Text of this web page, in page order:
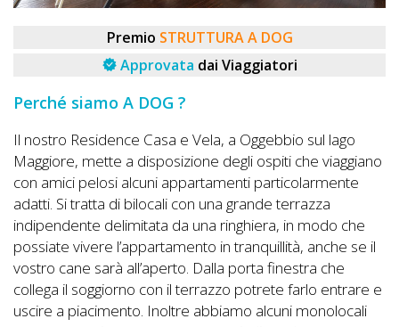
INFO
CHIEDI
CODICE
SCONTO
Video
Tutorial
Premio STRUTTURA A DOG
Approvata dai Viaggiatori
Perché siamo A DOG ?
Il nostro Residence Casa e Vela, a Oggebbio sul lago
Maggiore, mette a disposizione degli ospiti che viaggiano
con amici pelosi alcuni appartamenti particolarmente
adatti. Si tratta di bilocali con una grande terrazza
indipendente delimitata da una ringhiera, in modo che
possiate vivere l’appartamento in tranquillità, anche se il
vostro cane sarà all’aperto. Dalla porta finestra che
collega il soggiorno con il terrazzo potrete farlo entrare e
uscire a piacimento. Inoltre abbiamo alcuni monolocali